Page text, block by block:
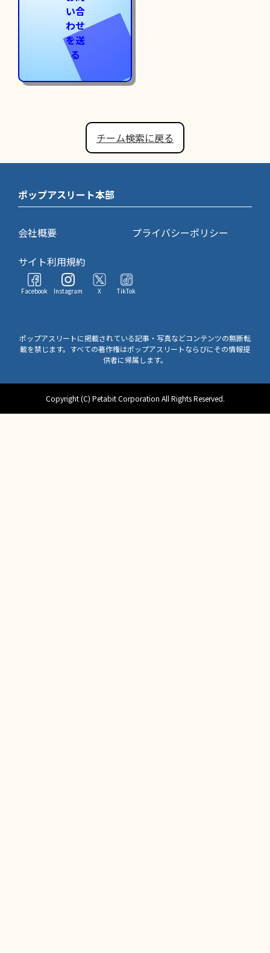
い合
わせ
を送
る
チーム検索に戻る
ポップアスリート本部
会社概要
プライバシーポリシー
サイト利用規約
Facebook Instagram X TikTok
ポップアスリートに掲載されている記事・写真などコンテンツの無断転
載を禁じます。すべての著作権はポップアスリートならびにその情報提
供者に帰属します。
Copyright (C) Petabit Corporation All Rights Reserved.